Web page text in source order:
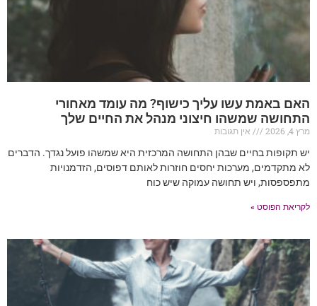
האם באמת עשו עליך כישוף? מה עומד מאחורי
התחושה שמשהו חיצוני מנהל את החיים שלך
מרץ 4, 2026
אין תגובות
יש תקופות בחיים שבהן התחושה המרכזית היא שמשהו פועל נגדך. הדברים
לא מתקדמים, מערכות יחסים חוזרות לאותם דפוסים, הזדמנויות
מתפספסות, ויש תחושה עמוקה שיש כוח
לקריאת הפוסט »